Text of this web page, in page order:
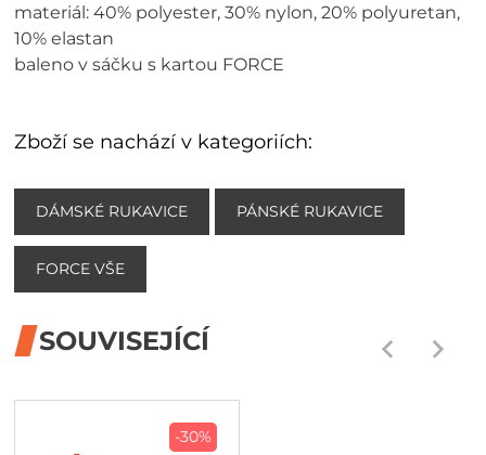
materiál: 40% polyester, 30% nylon, 20% polyuretan,
10% elastan
baleno v sáčku s kartou FORCE
Zboží se nachází v kategoriích:
DÁMSKÉ RUKAVICE PÁNSKÉ RUKAVICE
FORCE VŠE
SOUVISEJÍCÍ
-30%